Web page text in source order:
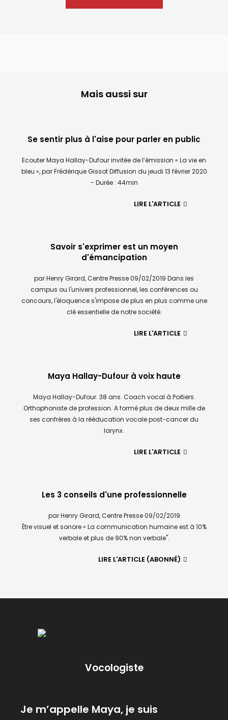
Mais aussi sur
Se sentir plus à l'aise pour parler en public​
Ecouter Maya Hallay-Dufour invitée de l’émission « La vie en
bleu », par Frédérique Gissot Diffusion du jeudi 13 février 2020
- Durée : 44min ​
LIRE L'ARTICLE
Savoir s'exprimer est un moyen
d'émancipation
par Henry Girard, Centre Presse 09/02/2019 Dans les
campus ou l'univers professionnel, les conférences ou
concours, l'éloquence s'impose de plus en plus comme une
clé essentielle de notre société.
LIRE L'ARTICLE
Maya Hallay-Dufour à voix haute
Maya Hallay-Dufour. 38 ans. Coach vocal à Poitiers.
Orthophoniste de profession. A formé plus de deux mille de
ses confrères à la rééducation vocale post-cancer du
larynx.
LIRE L'ARTICLE
Les 3 conseils d'une professionnelle
par Henry Girard, Centre Presse 09/02/2019
Être visuel et sonore « La communication humaine est à 10%
verbale et plus de 90% non verbale".
LIRE L'ARTICLE (ABONNÉ)
Vocologiste
Je m’appelle Maya, je suis